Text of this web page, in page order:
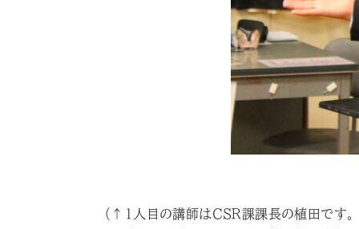
（↑1人目の講師はCSR課課長の植田です